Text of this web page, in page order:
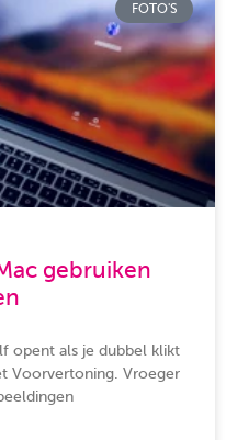
FOTO'S
gebruiken
opent als je dubbel klikt
Voorvertoning. Vroeger